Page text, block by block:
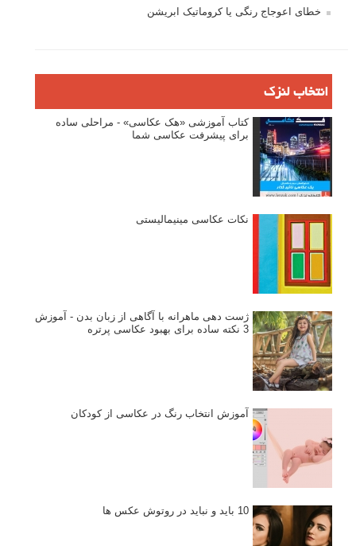
خطای اعوجاج رنگی یا کروماتیک ابریشن
انتخاب لنزک
کتاب آموزشی «هک عکاسی» - مراحلی ساده
برای پیشرفت عکاسی شما
نکات عکاسی مینیمالیستی
ژست دهی ماهرانه با آگاهی از زبان بدن - آموزش
3 نکته ساده برای بهبود عکاسی پرتره
آموزش انتخاب رنگ در عکاسی از کودکان
10 باید و نباید در روتوش عکس ها